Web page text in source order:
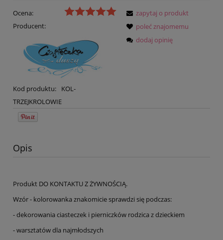
Ocena:
Producent:
Kod produktu:
KOL-
TRZEJKROLOWIE
zapytaj o produkt
poleć znajomemu
dodaj opinię
Opis
Produkt DO KONTAKTU Z ŻYWNOŚCIĄ.
Wzór - kolorowanka znakomicie sprawdzi się podczas:
- dekorowania ciasteczek i pierniczków rodzica z dzieckiem
- warsztatów dla najmłodszych